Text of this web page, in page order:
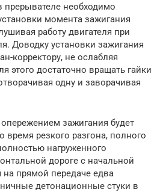
прерывателе необходимо
момента зажигания
работу двигателя при
Доводку установки зажигания
корректору, не ослабляя
этого достаточно вращать гайки
одну и заворачивая
зажигания будет
время резкого разгона, полного
нагруженного
дороге с начальной
прямой передаче едва
детонационные стуки в